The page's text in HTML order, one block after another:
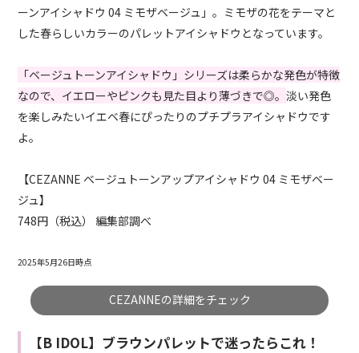
ーンアイシャドウ 04 ミモザベージュ」。ミモザの花をテーマと
した春らしいカラーのパレットアイシャドウとなっています。
「ベージュトーンアイシャドウ」シリーズは柔らかな発色が特徴
なので、イエローやピンクも見た目より薄づきで◎。淡い発色
を楽しみたいイエベ春にぴったりのプチプラアイシャドウです
よ。
【CEZANNE ベージュトーンアップアイシャドウ 04 ミモザベー
ジュ】
748円（税込） 編集部調べ
2025年5月26日時点
CEZANNEの詳細をチェック
【B IDOL】ブラウンパレットで迷ったらこれ！